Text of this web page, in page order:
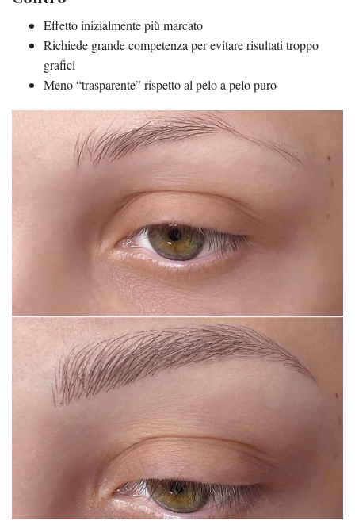
Effetto inizialmente più marcato
Richiede grande competenza per evitare risultati troppo
grafici
Meno “trasparente” rispetto al pelo a pelo puro